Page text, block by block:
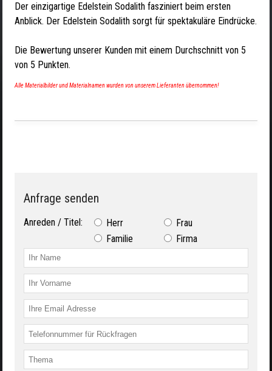
Der einzigartige Edelstein Sodalith fasziniert beim ersten
Anblick. Der Edelstein Sodalith sorgt für spektakuläre Eindrücke.
Die Bewertung unserer Kunden mit einem Durchschnitt von 5
von 5 Punkten.
Alle Materialbilder und Materialnamen wurden von unserem Lieferanten übernommen!
Anfrage senden
Anreden / Titel: Herr
Frau
Familie
Firma